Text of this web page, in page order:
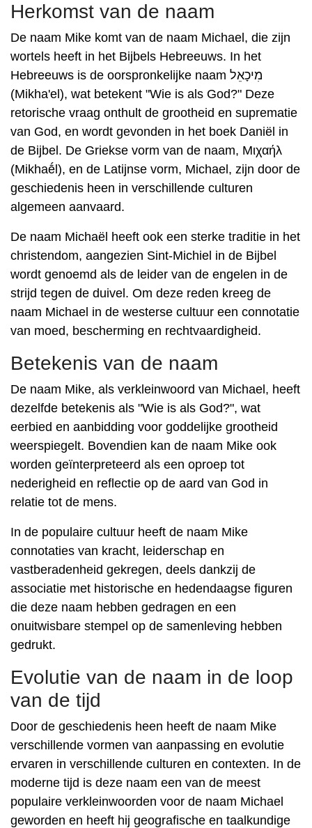
Herkomst van de naam
De naam Mike komt van de naam Michael, die zijn
wortels heeft in het Bijbels Hebreeuws. In het
Hebreeuws is de oorspronkelijke naam מִיכָאֵל
(Mikha'el), wat betekent "Wie is als God?" Deze
retorische vraag onthult de grootheid en suprematie
van God, en wordt gevonden in het boek Daniël in
de Bijbel. De Griekse vorm van de naam, Μιχαήλ
(Mikhaḗl), en de Latijnse vorm, Michael, zijn door de
geschiedenis heen in verschillende culturen
algemeen aanvaard.
De naam Michaël heeft ook een sterke traditie in het
christendom, aangezien Sint-Michiel in de Bijbel
wordt genoemd als de leider van de engelen in de
strijd tegen de duivel. Om deze reden kreeg de
naam Michael in de westerse cultuur een connotatie
van moed, bescherming en rechtvaardigheid.
Betekenis van de naam
De naam Mike, als verkleinwoord van Michael, heeft
dezelfde betekenis als "Wie is als God?", wat
eerbied en aanbidding voor goddelijke grootheid
weerspiegelt. Bovendien kan de naam Mike ook
worden geïnterpreteerd als een oproep tot
nederigheid en reflectie op de aard van God in
relatie tot de mens.
In de populaire cultuur heeft de naam Mike
connotaties van kracht, leiderschap en
vastberadenheid gekregen, deels dankzij de
associatie met historische en hedendaagse figuren
die deze naam hebben gedragen en een
onuitwisbare stempel op de samenleving hebben
gedrukt.
Evolutie van de naam in de loop
van de tijd
Door de geschiedenis heen heeft de naam Mike
verschillende vormen van aanpassing en evolutie
ervaren in verschillende culturen en contexten. In de
moderne tijd is deze naam een ​​van de meest
populaire verkleinwoorden voor de naam Michael
geworden en heeft hij geografische en taalkundige